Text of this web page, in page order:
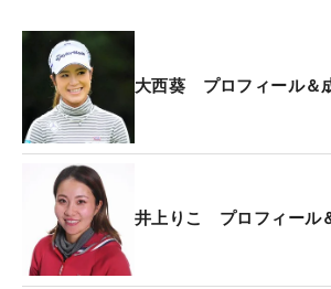
大西葵 プロフィール＆
井上りこ プロフィール